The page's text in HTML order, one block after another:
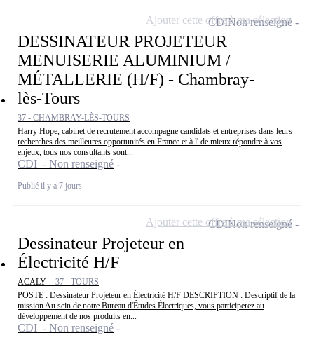
DESSINATEUR PROJETEUR
MENUISERIE ALUMINIUM /
MÉTALLERIE (H/F) - Chambray-
lès-Tours
37 - CHAMBRAY-LÈS-TOURS
Harry Hope, cabinet de recrutement accompagne candidats et entreprises dans leurs
recherches des meilleures opportunités en France et à l' de mieux répondre à vos
enjeux, tous nos consultants sont...
CDI - Non renseigné
Publié il y a 7 jours
CDINon renseigné
Ajouter cette offre à ma sélection
Dessinateur Projeteur en
Électricité H/F
ACALY - 37 - TOURS
POSTE : Dessinateur Projeteur en Électricité H/F DESCRIPTION : Descriptif de la
mission Au sein de notre Bureau d'Études Électriques, vous participerez au
développement de nos produits en...
CDI - Non renseigné
CDINon renseigné
Ajouter cette offre à ma sélection